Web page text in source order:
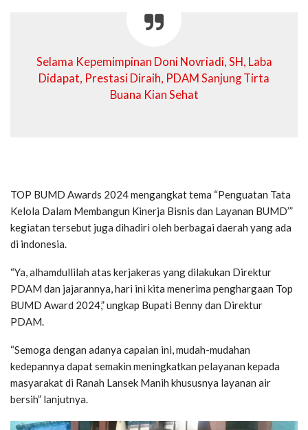
Selama Kepemimpinan Doni Novriadi, SH, Laba
Didapat, Prestasi Diraih, PDAM Sanjung Tirta
Buana Kian Sehat
TOP BUMD Awards 2024 mengangkat tema “Penguatan Tata
Kelola Dalam Membangun Kinerja Bisnis dan Layanan BUMD’”
kegiatan tersebut juga dihadiri oleh berbagai daerah yang ada
di indonesia.
“Ya, alhamdullilah atas kerjakeras yang dilakukan Direktur
PDAM dan jajarannya, hari ini kita menerima penghargaan Top
BUMD Award 2024,” ungkap Bupati Benny dan Direktur
PDAM.
“Semoga dengan adanya capaian ini, mudah-mudahan
kedepannya dapat semakin meningkatkan pelayanan kepada
masyarakat di Ranah Lansek Manih khususnya layanan air
bersih” lanjutnya.